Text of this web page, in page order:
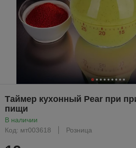
Таймер кухонный Pear при
пищи
В наличии
Код: мт003618
Розница